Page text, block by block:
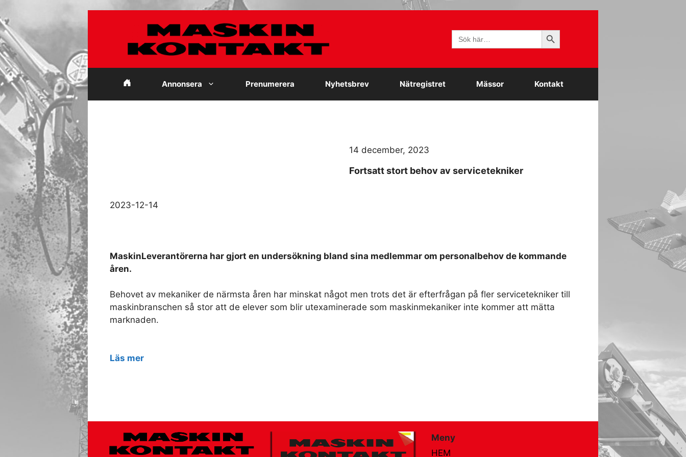
till
innehåll
Sök
efter:
Sökknapp
Annonsera Prenumerera Nyhetsbrev Nätregistret Mässor Kontakt
14 december, 2023
Fortsatt stort behov av servicetekniker
2023-12-14
MaskinLeverantörerna har gjort en undersökning bland sina medlemmar om personalbehov de kommande
åren.
Behovet av mekaniker de närmsta åren har minskat något men trots det är efterfrågan på fler servicetekniker till
maskinbranschen så stor att de elever som blir utexaminerade som maskinmekaniker inte kommer att mätta
marknaden.
Läs mer
Meny
HEM